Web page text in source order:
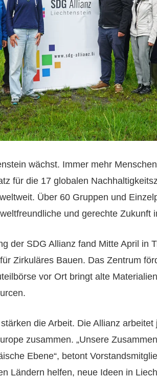
wächst. Immer mehr
für die 17 globalen
Über 60 Gruppen und
und gerechte Zukunft
der SDG Allianz fand Mitte April in
Zirkuläres Bauen. Das Zentrum
vor Ort bringt alte
die Arbeit. Die Allianz arbeitet
zusammen. „Unsere
Ebene“, betont
Ländern helfen, neue Ideen in